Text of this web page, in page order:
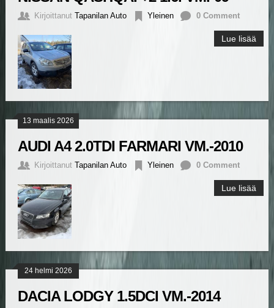
Kirjoittanut Tapanilan Auto Yleinen 0 Comment
Lue lisää
13 maalis 2026
AUDI A4 2.0TDI FARMARI VM.-2010
Kirjoittanut Tapanilan Auto Yleinen 0 Comment
Lue lisää
24 helmi 2026
DACIA LODGY 1.5DCI VM.-2014